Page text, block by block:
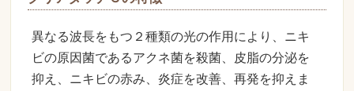
異なる波長をもつ２種類の光の作用により、ニキ
ビの原因菌であるアクネ菌を殺菌、皮脂の分泌を
抑え、ニキビの赤み、炎症を改善、再発を抑えま